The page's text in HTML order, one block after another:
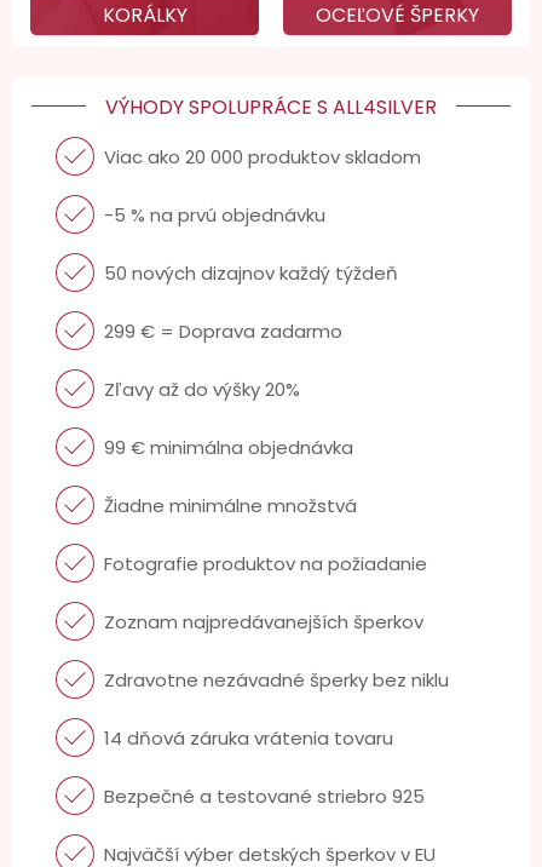
KORÁLKY OCEĽOVÉ ŠPERKY
VÝHODY SPOLUPRÁCE S ALL4SILVER
Viac ako 20 000 produktov skladom
-5 % na prvú objednávku
50 nových dizajnov každý týždeň
299 € = Doprava zadarmo
Zľavy až do výšky 20%
99 € minimálna objednávka
Žiadne minimálne množstvá
Fotografie produktov na požiadanie
Zoznam najpredávanejších šperkov
Zdravotne nezávadné šperky bez niklu
14 dňová záruka vrátenia tovaru
Bezpečné a testované striebro 925
Najväčší výber detských šperkov v EU